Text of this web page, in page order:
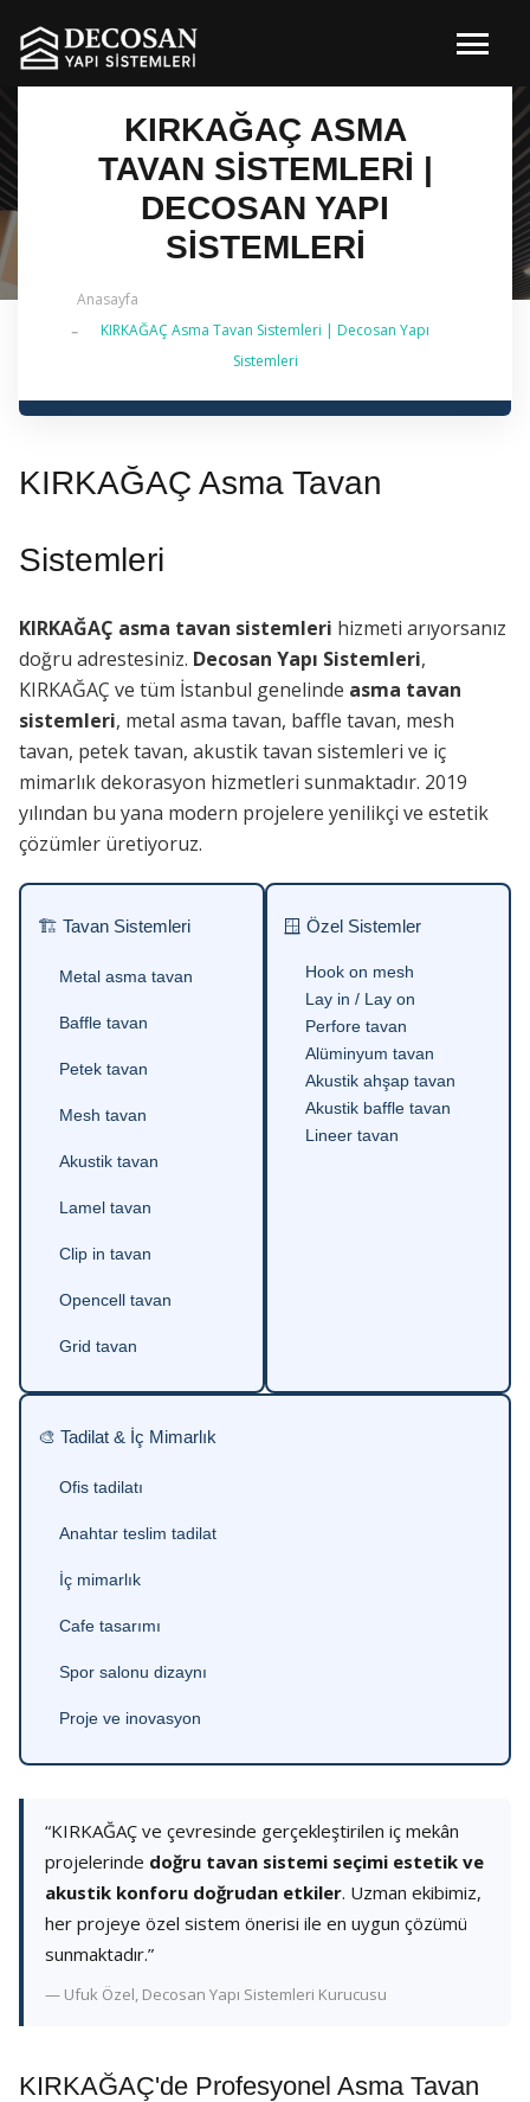
KIRKAĞAÇ ASMA
TAVAN SISTEMLERI |
DECOSAN YAPI
SISTEMLERI
Anasayfa
KIRKAĞAÇ Asma Tavan Sistemleri | Decosan Yapı
Sistemleri
✔ 2026 Güncel — İstanbul Genelinde Metal Asma
KIRKAĞAÇ Asma Tavan
Sistemleri
KIRKAĞAÇ asma tavan sistemleri hizmeti arıyorsanız
doğru adrestesiniz. Decosan Yapı Sistemleri,
KIRKAĞAÇ ve tüm İstanbul genelinde asma tavan
sistemleri, metal asma tavan, baffle tavan, mesh
tavan, petek tavan, akustik tavan sistemleri ve iç
mimarlık dekorasyon hizmetleri sunmaktadır. 2019
yılından bu yana modern projelere yenilikçi ve estetik
çözümler üretiyoruz.
🏗 Tavan Sistemleri
Metal asma tavan
Baffle tavan
Petek tavan
Mesh tavan
Akustik tavan
Lamel tavan
Clip in tavan
Opencell tavan
Grid tavan
🪟 Özel Sistemler
Hook on mesh
Lay in / Lay on
Perfore tavan
Alüminyum tavan
Akustik ahşap tavan
Akustik baffle tavan
Lineer tavan
🎨 Tadilat & İç Mimarlık
Ofis tadilatı
Anahtar teslim tadilat
İç mimarlık
Cafe tasarımı
Spor salonu dizaynı
Proje ve inovasyon
“KIRKAĞAÇ ve çevresinde gerçekleştirilen iç mekân
projelerinde doğru tavan sistemi seçimi estetik ve
akustik konforu doğrudan etkiler. Uzman ekibimiz,
her projeye özel sistem önerisi ile en uygun çözümü
sunmaktadır.”
— Ufuk Özel, Decosan Yapı Sistemleri Kurucusu
KIRKAĞAÇ'de Profesyonel Asma Tavan